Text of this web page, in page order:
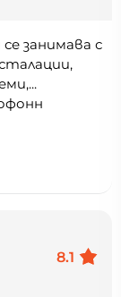
занимава с
8.1